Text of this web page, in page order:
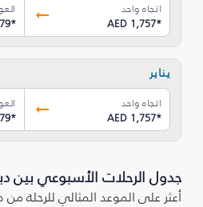
اتجاه واحد
AED 1,757*
*
يناير
اتجاه واحد
AED 1,757*
*
جدول الرحلات الأسبوعي بين
أعثر على الموعد المثالي للرحلة من